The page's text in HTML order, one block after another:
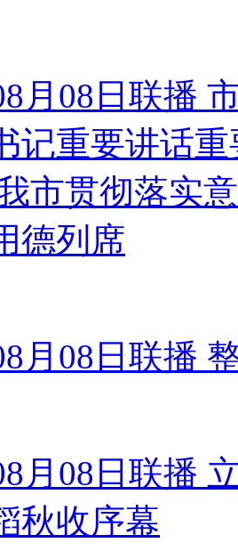
月08日联播
记重要讲话
市贯彻落实
德列席
月08日联播
月08日联播
秋收序幕